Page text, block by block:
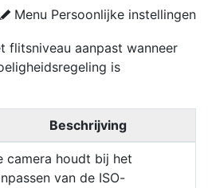
A Menu Persoonlijke instellingen
flitsniveau aanpast wanneer
is
Beschrijving
camera houdt bij het
van de ISO-